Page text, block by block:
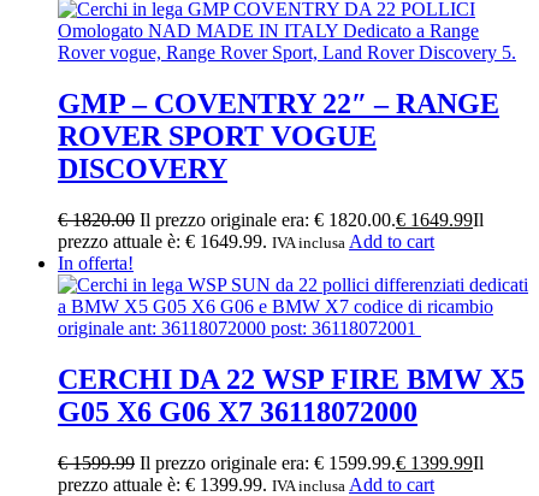
GMP – COVENTRY 22″ – RANGE
ROVER SPORT VOGUE
DISCOVERY
€1820.00 Il prezzo originale era: € 1820.00.€ 1649.99Il
prezzo attuale è: € 1649.99. IVA inclusa Add to cart
In offerta!
CERCHI DA 22 WSP FIRE BMW X5
G05 X6 G06 X7 36118072000
€1599.99 Il prezzo originale era: € 1599.99.€ 1399.99Il
prezzo attuale è: € 1399.99. IVA inclusa Add to cart